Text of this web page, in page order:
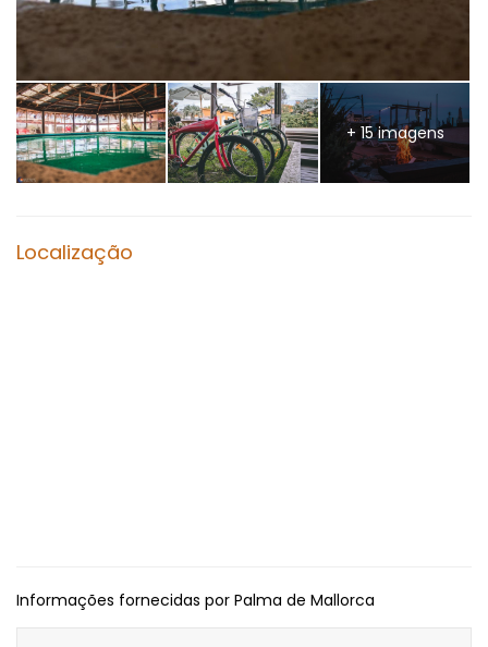
+ 15 imagens
Localização
Informações fornecidas por Palma de Mallorca